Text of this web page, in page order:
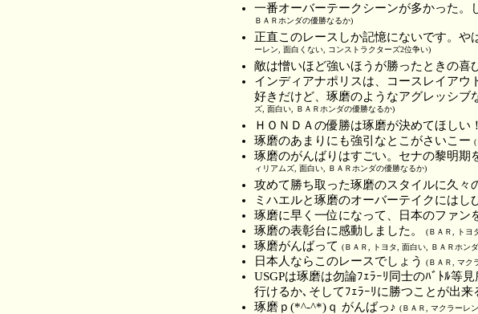
一番オーバーテークシーンが多かった。
ＢＡＲホンダの優勝なるか)
正直このレースしか記憶にないです。や
ーレン, 面白くない, コンストラクターズ2位争い)
敵は憎いほど強いほうが勝ったときの喜
インディアナポリスは、コースレイア
好きだけど、琢磨のようなアグレッシブ
ズ, 面白い, ＢＡＲホンダの優勝なるか)
ＨＯＮＤＡの優勝は琢磨が決めてほしい
琢磨のあまりにも強引なとこがさいこー (
琢磨のがんばりはすごい。セナの黎明期
ィリアムズ, 面白い, ＢＡＲホンダの優勝なるか)
攻めて勝ち取った琢磨のスタイルに久々
ミハエルと琢磨のオーバーテイクにはし
琢磨に早く一位になって、日本のファン
琢磨の表彰台に感動しました。 (ＢＡＲ, トヨ
琢磨がんばって (ＢＡＲ, トヨタ, 面白い, ＢＡＲホン
日本人ならこのレースでしょう (ＢＡＲ, マク
USGPは琢磨は勿論ﾌｪﾗｰﾘ同士のﾊﾞﾄﾙ等
行けるか､そしてﾌｪﾗｰﾘに勝つことが出来
琢磨ｐ(*^-^*)ｑ がんばっ♪ (ＢＡＲ, マクラーレ